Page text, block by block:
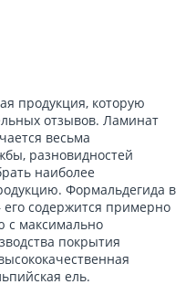
продукция, которую
отзывов. Ламинат
весьма
разновидностей
наиболее
Формальдегида в
его содержится примерно
с максимально
покрытия
ель.